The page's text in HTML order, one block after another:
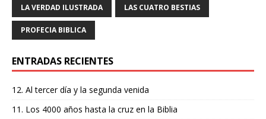
o
k
p r
LA VERDAD ILUSTRADA LAS CUATRO BESTIAS
PROFECIA BIBLICA
ENTRADAS RECIENTES
12. Al tercer día y la segunda venida
11. Los 4000 años hasta la cruz en la Biblia